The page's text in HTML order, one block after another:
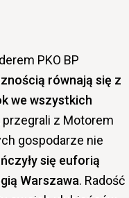
PKO BP
równają się z
we wszystkich
z Motorem
gospodarze nie
się euforią
Warszawa. Radość